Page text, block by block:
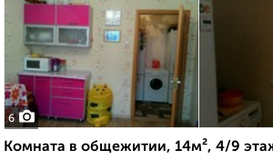
6
Комната в общежитии, 14м², 4/9